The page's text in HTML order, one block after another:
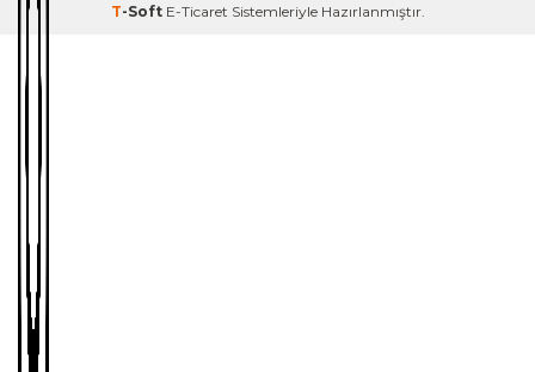
T-Soft E-Ticaret Sistemleriyle Hazırlanmıştır.